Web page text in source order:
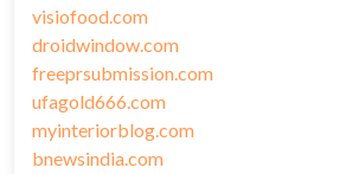
visiofood.com
droidwindow.com
freeprsubmission.com
ufagold666.com
myinteriorblog.com
bnewsindia.com